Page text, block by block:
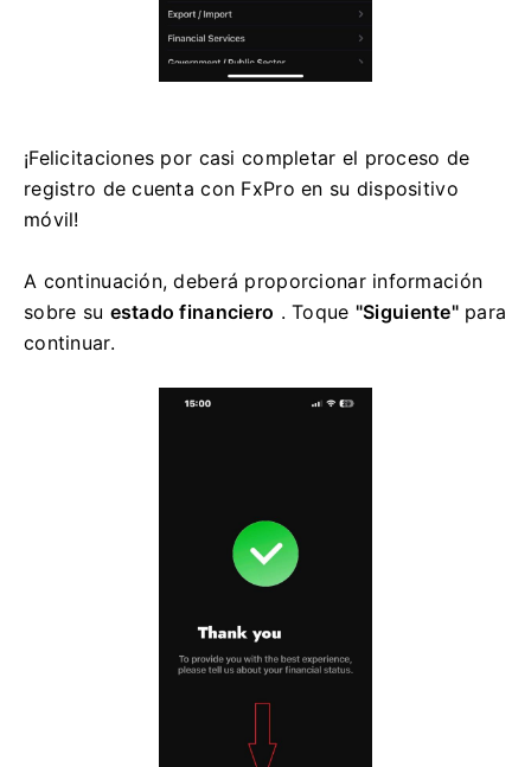
¡Felicitaciones por casi completar el proceso de
registro de cuenta con FxPro en su dispositivo
móvil!
A continuación, deberá proporcionar información
sobre su estado financiero . Toque "Siguiente"para
continuar.